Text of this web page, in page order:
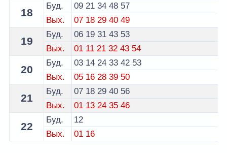
18
Буд. 09 21 34 48 57
Вых.
07 18 29 40 49
19
Буд. 06 19 31 43 53
Вых.
01 11 21 32 43 54
20
Буд. 03 14 24 33 42 53
Вых.
05 16 28 39 50
21
Буд. 07 18 29 40 56
Вых.
01 13 24 35 46
22
Буд.
12
Вых.
01 16